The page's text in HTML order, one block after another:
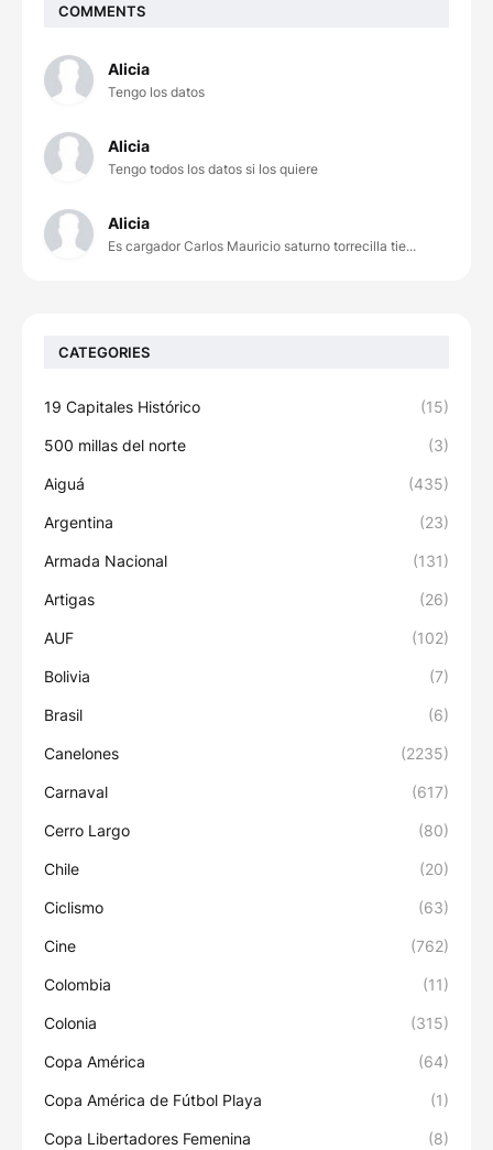
COMMENTS
Alicia
Tengo los datos
Alicia
Tengo todos los datos si los quiere
Alicia
Es cargador Carlos Mauricio saturno torrecilla tie...
CATEGORIES
19 Capitales Histórico (15)
500 millas del norte (3)
Aiguá (435)
Argentina (23)
Armada Nacional (131)
Artigas (26)
AUF (102)
Bolivia (7)
Brasil (6)
Canelones (2235)
Carnaval (617)
Cerro Largo (80)
Chile (20)
Ciclismo (63)
Cine (762)
Colombia (11)
Colonia (315)
Copa América (64)
Copa América de Fútbol Playa (1)
Copa Libertadores Femenina (8)